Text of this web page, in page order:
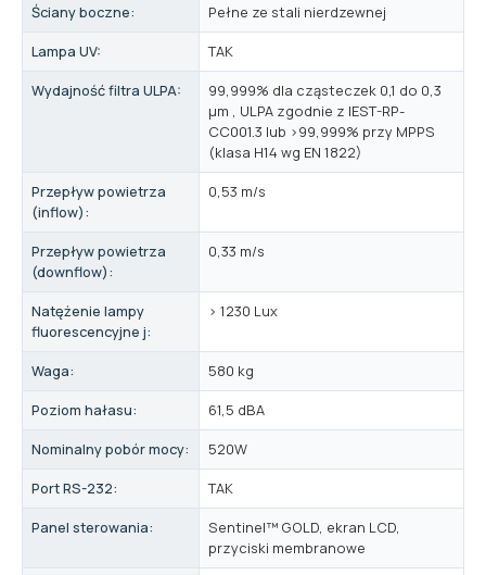
Ściany boczne:
Pełne ze stali nierdzewnej
Lampa UV:
TAK
Wydajność filtra ULPA:
99,999% dla cząsteczek 0,1 do 0,3
μm , ULPA zgodnie z IEST-RP-
CC001.3 lub >99,999% przy MPPS
(klasa H14 wg EN 1822)
Przepływ powietrza
(inflow):
0,53 m/s
Przepływ powietrza
(downflow):
0,33 m/s
Natężenie lampy
fluorescencyjne j:
> 1230 Lux
Waga:
580 kg
Poziom hałasu:
61,5 dBA
Nominalny pobór mocy:
520W
Port RS-232:
TAK
Panel sterowania:
Sentinel™ GOLD, ekran LCD,
przyciski membranowe